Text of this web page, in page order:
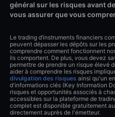
général sur les risques avant
vous assurer que vous
Le trading d’instruments financiers
peuvent dépasser les dépôts sur les
comprendre comment fonctionnent
ils comportent. De plus, vous devez
permettre de prendre un risque élevé
aider à comprendre les risques
divulgation des risques ainsi qu'un
d'informations clés (Key Information
risques et opportunités associés à
accessibles sur la plateforme de
complet est disponible gratuitement
directement auprès de l'émetteur.